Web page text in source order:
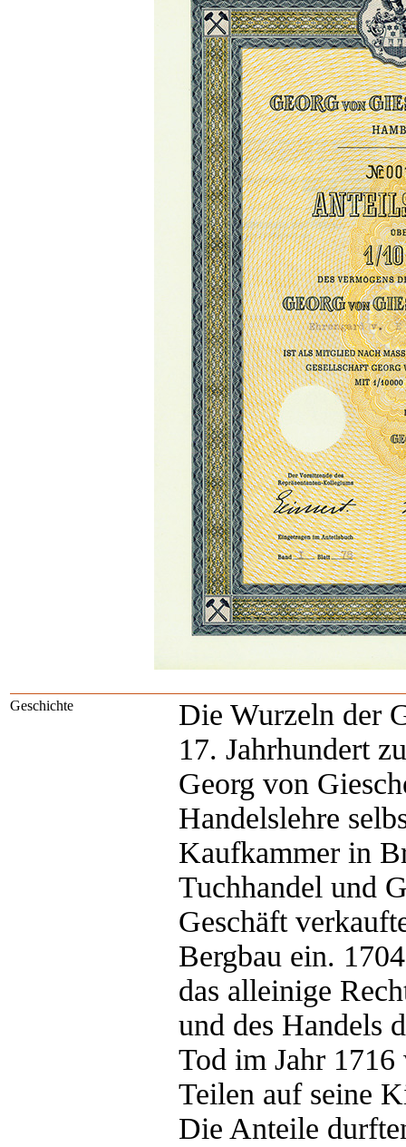
Geschichte
Die Wurzeln der
17. Jahrhundert
Georg von
Handelslehre
Kaufkammer in
Tuchhandel und
Geschäft
Bergbau ein.
das alleinige
und des Handels
Tod im Jahr 1716
Teilen auf seine
Die Anteile